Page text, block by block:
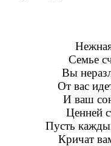
Семье
Вы
От вас
И ваш
Ценней
Пусть
Кричат